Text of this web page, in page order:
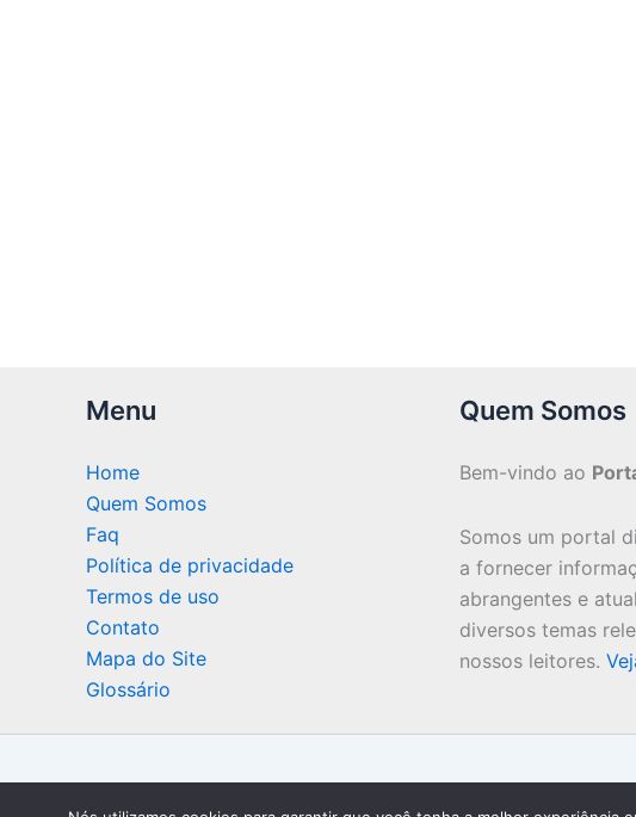
Menu
Home
Quem Somos
Faq
Política de privacidade
Termos de uso
Contato
Mapa do Site
Glossário
Quem Somos
Bem-vindo ao
Somos um portal
a fornecer
abrangentes e
diversos temas
nossos leitores.